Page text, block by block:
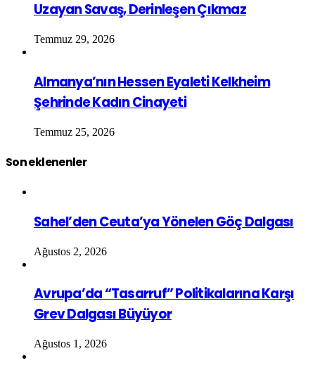
Uzayan Savaş, Derinleşen Çıkmaz
Temmuz 29, 2026
Almanya’nın Hessen Eyaleti Kelkheim
Şehrinde Kadın Cinayeti
Temmuz 25, 2026
Son eklenenler
Sahel’den Ceuta’ya Yönelen Göç Dalgası
Ağustos 2, 2026
Avrupa’da “Tasarruf” Politikalarına Karşı
Grev Dalgası Büyüyor
Ağustos 1, 2026